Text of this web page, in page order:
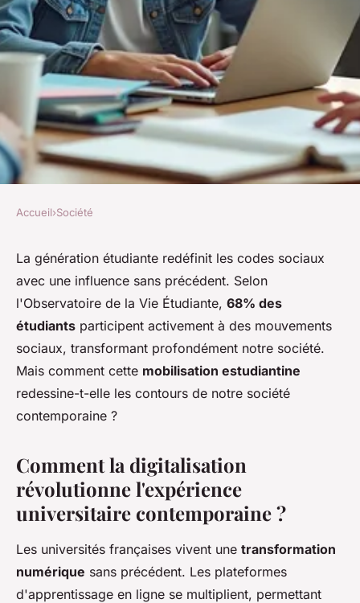
Actualités vie étudiante :
tendances et impacts sur la
société
Adèle•30 janvier 2026•7 min de lecture
Accueil›Société
La génération étudiante redéfinit les codes sociaux
avec une influence sans précédent. Selon
l'Observatoire de la Vie Étudiante, 68% des
étudiants participent activement à des mouvements
sociaux, transformant profondément notre société.
Mais comment cette mobilisation estudiantine
redessine-t-elle les contours de notre société
contemporaine ?
Comment la digitalisation
révolutionne l'expérience
universitaire contemporaine ?
Les universités françaises vivent une transformation
numérique sans précédent. Les plateformes
d'apprentissage en ligne se multiplient, permettant